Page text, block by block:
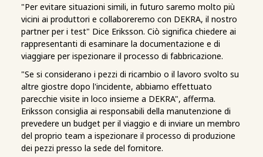
"Per evitare situazioni simili, in futuro saremo molto più
vicini ai produttori e collaboreremo con DEKRA, il nostro
partner per i test" Dice Eriksson. Ciò significa chiedere ai
rappresentanti di esaminare la documentazione e di
viaggiare per ispezionare il processo di fabbricazione.
"Se si considerano i pezzi di ricambio o il lavoro svolto su
altre giostre dopo l'incidente, abbiamo effettuato
parecchie visite in loco insieme a DEKRA", afferma.
Eriksson consiglia ai responsabili della manutenzione di
prevedere un budget per il viaggio e di inviare un membro
del proprio team a ispezionare il processo di produzione
dei pezzi presso la sede del fornitore.